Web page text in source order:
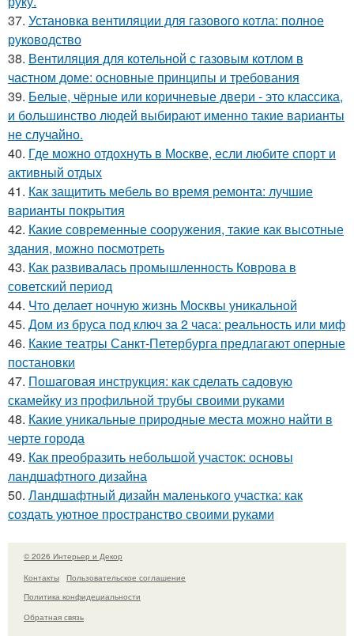
37. Установка вентиляции для газового котла: полное
руководство
38. Вентиляция для котельной с газовым котлом в
частном доме: основные принципы и требования
39. Белые, чёрные или коричневые двери - это классика,
и большинство людей выбирают именно такие варианты
не случайно.
40. Где можно отдохнуть в Москве, если любите спорт и
активный отдых
41. Как защитить мебель во время ремонта: лучшие
варианты покрытия
42. Какие современные сооружения, такие как высотные
здания, можно посмотреть
43. Как развивалась промышленность Коврова в
советский период
44. Что делает ночную жизнь Москвы уникальной
45. Дом из бруса под ключ за 2 часа: реальность или миф
46. Какие театры Санкт-Петербурга предлагают оперные
постановки
47. Пошаговая инструкция: как сделать садовую
скамейку из профильной трубы своими руками
48. Какие уникальные природные места можно найти в
черте города
49. Как преобразить небольшой участок: основы
ландшафтного дизайна
50. Ландшафтный дизайн маленького участка: как
создать уютное пространство своими руками
© 2026 Интерьер и Декор
Контакты
Пользовательское соглашение
Политика конфидециальности
Обратная связь